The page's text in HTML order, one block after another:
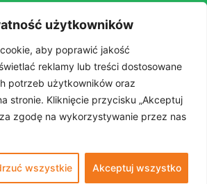
użytkowników
aby poprawić jakość
reklamy lub treści dostosowane
potrzeb użytkowników oraz
stronie. Kliknięcie przycisku „Akceptuj
zgodę na wykorzystywanie przez nas
wszystkie Akceptuj wszystko
AE:PL-23048-60860-AVSSR-25
– All Rights Reserved | Atwi.pl